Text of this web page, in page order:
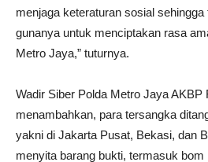
menjaga keteraturan sosial
gunanya untuk menciptakan rasa
Metro Jaya,” tuturnya.
Wadir Siber Polda Metro Jaya AKBP
menambahkan, para tersangka
yakni di Jakarta Pusat, Bekasi, dan
menyita barang bukti, termasuk